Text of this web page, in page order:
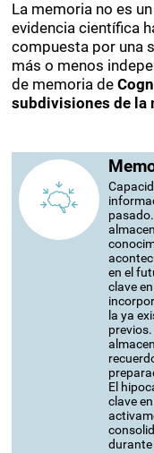
La memoria no es
evidencia científica
compuesta por una
más o menos
de memoria de
subdivisiones de la
en el
clave
la ya
El
clave
durante